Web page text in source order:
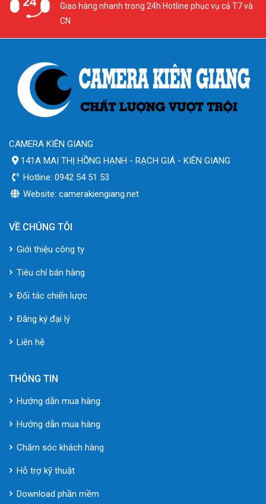
Giao hàng nhanh trong 24h Hotline phục vụ cả T7 và
CN
CAMERA KIÊN GIANG
141A MAI THỊ HỒNG HẠNH - RẠCH GIÁ - KIÊN GIANG
Hotline: 0942 54 51 53
Website: camerakiengiang.net
VỀ CHÚNG TÔI
Giới thiệu công ty
Tiêu chí bán hàng
Đối tác chiến lược
Đăng ký đại lý
Liên hệ
THÔNG TIN
Hướng dẫn mua hàng
Hướng dẫn mua hàng
Chăm sóc khách hàng
Hỗ trợ kỹ thuật
Download phần mềm